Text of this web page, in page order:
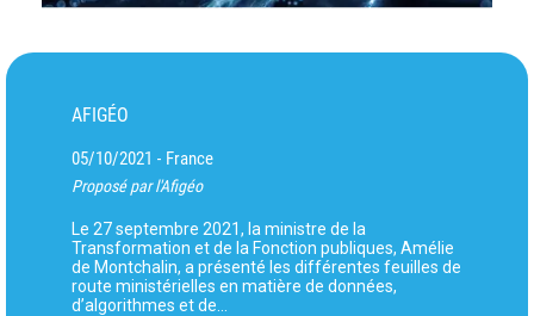
AFIGÉO
05/10/2021 - France
Proposé par l'Afigéo
Le 27 septembre 2021, la ministre de la
Transformation et de la Fonction publiques, Amélie
de Montchalin, a présenté les différentes feuilles de
route ministérielles en matière de données,
d’algorithmes et de…